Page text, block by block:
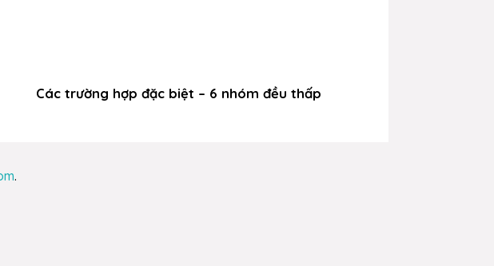
trường hợp đặc biệt – 6 nhóm đều thấp
Các trường hợp đặc biệt – 6 nhóm đều thấp
.